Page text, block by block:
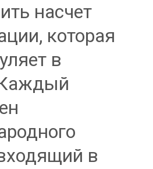
насчет
которая
в
в